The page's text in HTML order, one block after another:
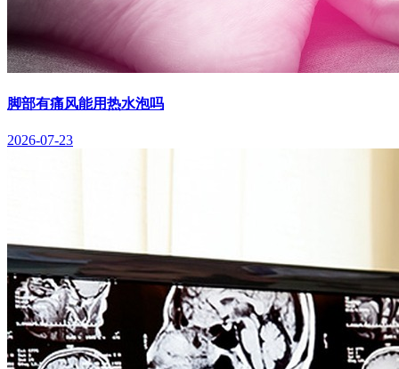
脚部有痛风能用热水泡吗
2026-07-23